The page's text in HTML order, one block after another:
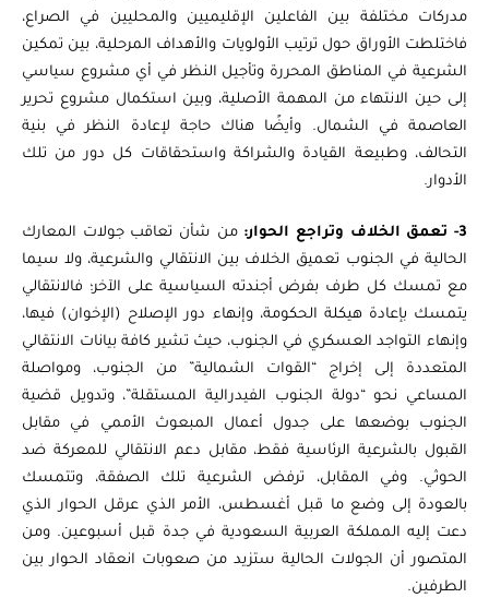
مدركات مختلفة بين الفاعلين الإقليميين والمحليين في الصراع،
فاختلطت الأوراق حول ترتيب الأولويات والأهداف المرحلية، بين تمكين
الشرعية في المناطق المحررة وتأجيل النظر في أي مشروع سياسي
إلى حين الانتهاء من المهمة الأصلية، وبين استكمال مشروع تحرير
العاصمة في الشمال. وأيضًا هناك حاجة لإعادة النظر في بنية
التحالف، وطبيعة القيادة والشراكة واستحقاقات كل دور من تلك
الأدوار.
من شأن تعاقب جولات المعارك
الحالية في الجنوب تعميق الخلاف بين الانتقالي والشرعية، ولا سيما
مع تمسك كل طرف بفرض أجندته السياسية على الآخر؛ فالانتقالي
يتمسك بإعادة هيكلة الحكومة، وإنهاء دور الإصلاح (الإخوان) فيها،
وإنهاء التواجد العسكري في الجنوب، حيث تشير كافة بيانات الانتقالي
المتعددة إلى إخراج “القوات الشمالية” من الجنوب، ومواصلة
المساعي نحو “دولة الجنوب الفيدرالية المستقلة”، وتدويل قضية
الجنوب بوضعها على جدول أعمال المبعوث الأممي في مقابل
القبول بالشرعية الرئاسية فقط، مقابل دعم الانتقالي للمعركة ضد
الحوثي. وفي المقابل، ترفض الشرعية تلك الصفقة، وتتمسك
بالعودة إلى وضع ما قبل أغسطس، الأمر الذي عرقل الحوار الذي
دعت إليه المملكة العربية السعودية في جدة قبل أسبوعين. ومن
المتصور أن الجولات الحالية ستزيد من صعوبات انعقاد الحوار بين
الطرفين.